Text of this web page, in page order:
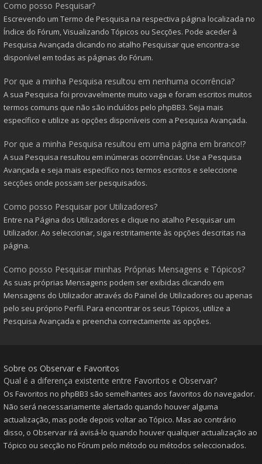
Como posso Pesquisar?
Escrevendo um Termo de Pesquisa na respectiva página localizada no
Índice do Fórum, Visualizando Tópicos ou Secções. Pode aceder à
Pesquisa Avançada clicando no atalho Pesquisar que encontra-se
disponível em todas as páginas do Fórum.
Por que a minha Pesquisa resultou em nenhuma ocorrência?
A sua Pesquisa foi provavelmente muito vaga e foram escritos muitos
termos comuns que não são incluídos pelo phpBB3. Seja mais
específico e utilize as opções disponíveis com a Pesquisa Avançada.
Por que a minha Pesquisa resultou em uma página em branco!?
A sua Pesquisa resultou em inúmeras ocorrências. Use a Pesquisa
Avançada e seja mais específico nos termos escritos e seleccione
secções onde possam ser pesquisados.
Como posso Pesquisar por Utilizadores?
Entre na Página dos Utilizadores e clique no atalho Pesquisar um
Utilizador. Ao seleccionar, siga restritamente às opções descritas na
página.
Como posso Pesquisar minhas Próprias Mensagens e Tópicos?
As suas próprias Mensagens podem ser exibidas clicando em
Mensagens do Utilizador através do Painel de Utilizadores ou apenas
pelo seu próprio Perfil. Para encontrar os seus Tópicos, utilize a
Pesquisa Avançada e preencha correctamente as opções.
Sobre os Observar e Favoritos
Qual é a diferença existente entre Favoritos e Observar?
Os Favoritos no phpBB3 são semelhantes aos favoritos do navegador.
Não será necessariamente alertado quando houver alguma
actualização, mas pode depois voltar ao Tópico. Mas ao contrário
disso, o Observar irá avisá-lo quando houver qualquer actualização ao
Tópico ou secção no Fórum pelo método ou métodos seleccionados.